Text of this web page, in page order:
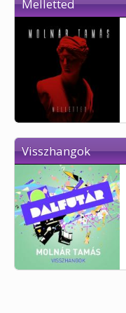
Melletted
Visszhangok